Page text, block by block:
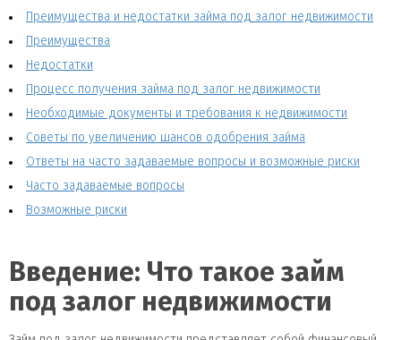
Преимущества и недостатки займа под залог недвижимости
Преимущества
Недостатки
Процесс получения займа под залог недвижимости
Необходимые документы и требования к недвижимости
Советы по увеличению шансов одобрения займа
Ответы на часто задаваемые вопросы и возможные риски
Часто задаваемые вопросы
Возможные риски
Введение: Что такое займ
под залог недвижимости